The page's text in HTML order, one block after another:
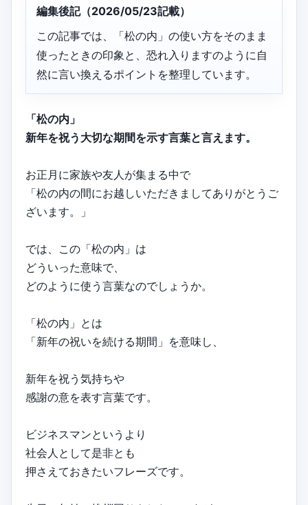
編集後記（2026/05/23記載）
この記事では、「松の内」の使い方をそのまま
使ったときの印象と、恐れ入りますのように自
然に言い換えるポイントを整理しています。
「松の内」
新年を祝う大切な期間を示す言葉と言えます。
お正月に家族や友人が集まる中で
「松の内の間にお越しいただきましてありがとうご
ざいます。」
では、この「松の内」は
どういった意味で、
どのように使う言葉なのでしょうか。
「松の内」とは
「新年の祝いを続ける期間」を意味し、
新年を祝う気持ちや
感謝の意を表す言葉です。
ビジネスマンというより
社会人として是非とも
押さえておきたいフレーズです。